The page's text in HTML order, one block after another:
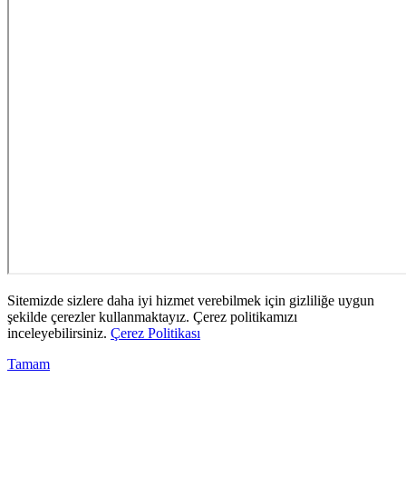
Sitemizde sizlere daha iyi hizmet verebilmek için gizliliğe uygun
şekilde çerezler kullanmaktayız. Çerez politikamızı
inceleyebilirsiniz. Çerez Politikası
Tamam